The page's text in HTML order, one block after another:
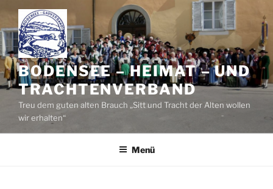
Zum
Inhalt
springen
BODENSEE – HEIMAT – UND
TRACHTENVERBAND
Treu dem guten alten Brauch „Sitt und Tracht der Alten wollen
wir erhalten“
Menü